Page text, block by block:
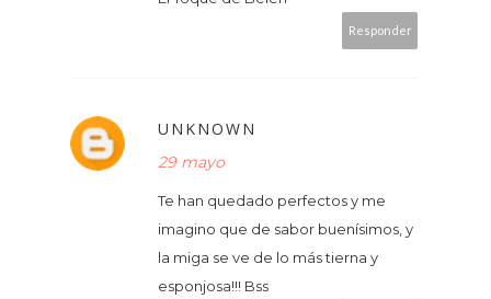
Responder
UNKNOWN
29 mayo
Te han quedado perfectos y me
imagino que de sabor buenísimos, y
la miga se ve de lo más tierna y
esponjosa!!! Bss